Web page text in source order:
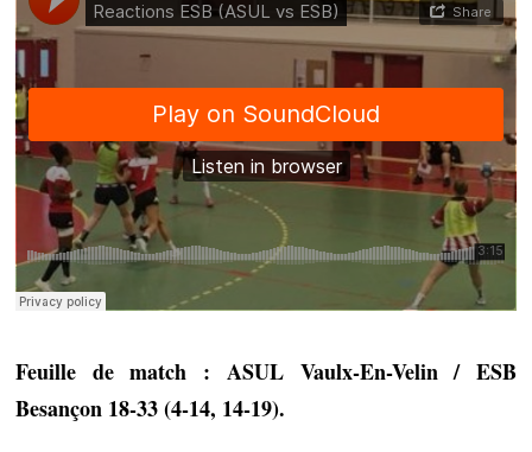
Feuille de match : ASUL Vaulx-En-Velin / ESB
Besançon 18-33 (4-14, 14-19).